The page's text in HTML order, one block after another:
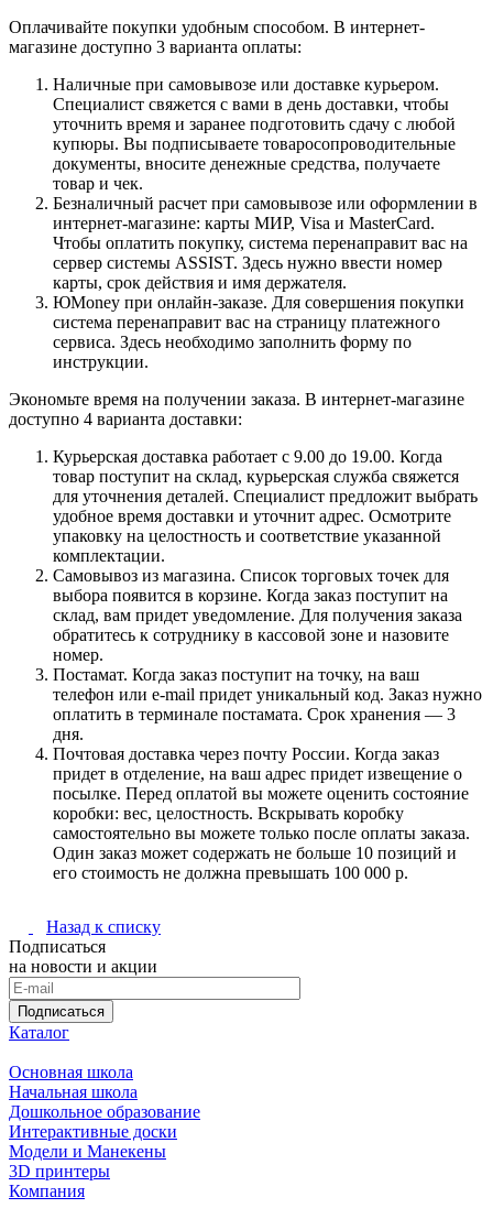
Оплачивайте покупки удобным способом. В интернет-
магазине доступно 3 варианта оплаты:
Наличные при самовывозе или доставке курьером.
Специалист свяжется с вами в день доставки, чтобы
уточнить время и заранее подготовить сдачу с любой
купюры. Вы подписываете товаросопроводительные
документы, вносите денежные средства, получаете
товар и чек.
Безналичный расчет при самовывозе или оформлении в
интернет-магазине: карты МИР, Visa и MasterCard.
Чтобы оплатить покупку, система перенаправит вас на
сервер системы ASSIST. Здесь нужно ввести номер
карты, срок действия и имя держателя.
ЮMoney при онлайн-заказе. Для совершения покупки
система перенаправит вас на страницу платежного
сервиса. Здесь необходимо заполнить форму по
инструкции.
Экономьте время на получении заказа. В интернет-магазине
доступно 4 варианта доставки:
Курьерская доставка работает с 9.00 до 19.00. Когда
товар поступит на склад, курьерская служба свяжется
для уточнения деталей. Специалист предложит выбрать
удобное время доставки и уточнит адрес. Осмотрите
упаковку на целостность и соответствие указанной
комплектации.
Самовывоз из магазина. Список торговых точек для
выбора появится в корзине. Когда заказ поступит на
склад, вам придет уведомление. Для получения заказа
обратитесь к сотруднику в кассовой зоне и назовите
номер.
Постамат. Когда заказ поступит на точку, на ваш
телефон или e-mail придет уникальный код. Заказ нужно
оплатить в терминале постамата. Срок хранения — 3
дня.
Почтовая доставка через почту России. Когда заказ
придет в отделение, на ваш адрес придет извещение о
посылке. Перед оплатой вы можете оценить состояние
коробки: вес, целостность. Вскрывать коробку
самостоятельно вы можете только после оплаты заказа.
Один заказ может содержать не больше 10 позиций и
его стоимость не должна превышать 100 000 р.
Назад к списку
Подписаться
на новости и акции
Подписаться
Каталог
Основная школа
Начальная школа
Дошкольное образование
Интерактивные доски
Модели и Манекены
3D принтеры
Компания